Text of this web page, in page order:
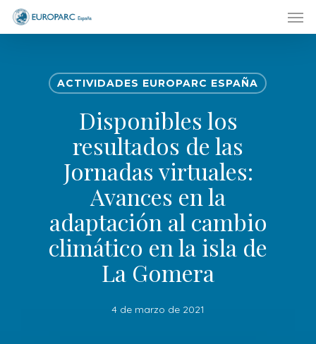
Skip
ACTIVIDADES EUROPARC ESPAÑA
Disponibles los
resultados de las
Jornadas virtuales:
Avances en la
adaptación al cambio
climático en la isla de
La Gomera
4 de marzo de 2021